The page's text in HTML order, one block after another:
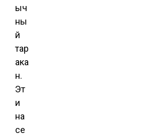
ыч
ны
й
тар
ака
н.
Эт
и
на
се